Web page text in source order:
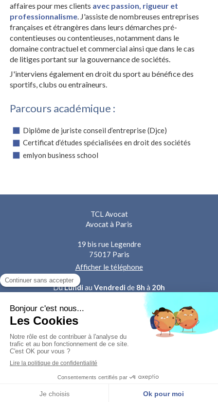
affaires pour mes clients avec passion, rigueur et
professionnalisme . J'assiste de nombreuses entreprises
françaises et étrangères dans leurs démarches pré-
contentieuses ou contentieuses, notamment dans le
domaine contractuel et commercial ainsi que dans le cas
de litiges portant sur la gouvernance de sociétés.
J'interviens également en droit du sport au bénéfice des
sportifs, clubs ou entraîneurs.
Parcours académique :
Diplôme de juriste conseil d’entreprise (Djce)
Certificat d’études spécialisées en droit des sociétés
emlyon business school
TCL Avocat
Avocat à Paris
19 bis rue Legendre
75017 Paris
Afficher le téléphone
DuLundi au Vendredi de 8h à 20h
Contacter Maître Combe Laboissière